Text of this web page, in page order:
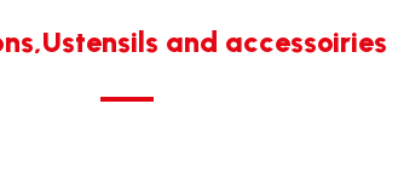
and accessoiries